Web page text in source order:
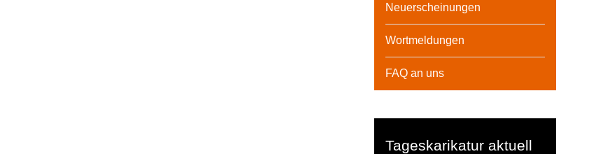
Neuerscheinungen
Wortmeldungen
FAQ an uns
Tageskarikatur aktuell